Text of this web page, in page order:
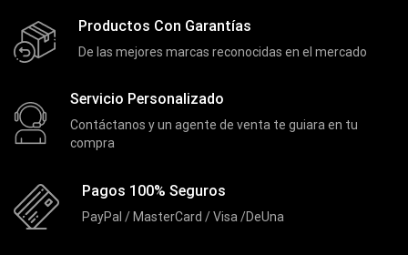
Productos Con Garantías
De las mejores marcas reconocidas en el mercado
Servicio Personalizado
Contáctanos y un agente de venta te guiara en tu
compra
Pagos 100% Seguros
PayPal / MasterCard / Visa /DeUna